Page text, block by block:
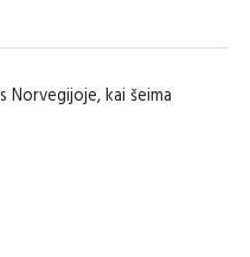
Norvegijoje, kai šeima